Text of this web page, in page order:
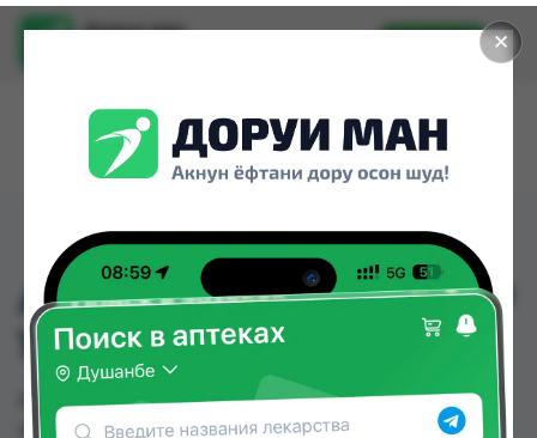
✕
Доруи ман
Установить
АНДРОПРОСТ ПЛЮС №
10
АНДРОПРОСТ ПЛЮС № 10 можно купить или
заказать в аптеках, Авиценна, Амирӣ, Аптека +